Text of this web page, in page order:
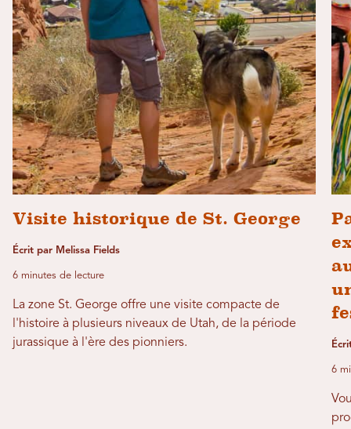
Visite historique de St. George
Écrit par Melissa Fields
6 minutes de lecture
La zone St. George offre une visite compacte de
l'histoire à plusieurs niveaux de Utah, de la période
jurassique à l'ère des pionniers.
6